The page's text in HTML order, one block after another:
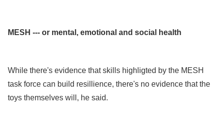
MESH --- or mental, emotional and social health
While there's evidence that skills highligted by the MESH
task force can build resillience, there's no evidence that the
toys themselves will, he said.